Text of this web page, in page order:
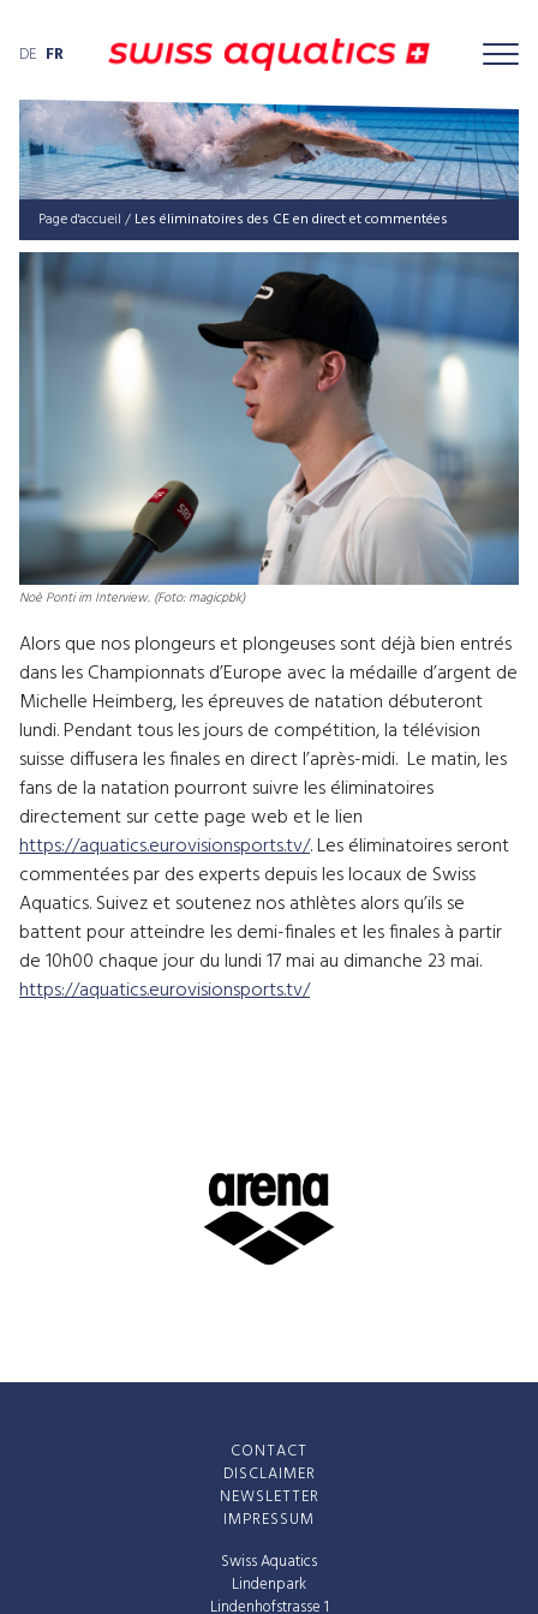
DE FR
Page d'accueil / Les éli­mi­na­toires des CE en direct et commentées
Noè Ponti im Interview. (Foto: magicpbk)
Alors que nos plongeurs et plongeuses sont déjà bien entrés
dans les Championnats d’Europe avec la médaille d’argent de
Michelle Heimberg, les épreuves de natation débuteront
lundi. Pendant tous les jours de compétition, la télévision
suisse diffusera les finales en direct l’après-midi. Le matin, les
fans de la natation pourront suivre les éliminatoires
directement sur cette page web et le lien
https://aquatics.eurovisionsports.tv/. Les éliminatoires seront
commentées par des experts depuis les locaux de Swiss
Aquatics. Suivez et soutenez nos athlètes alors qu’ils se
battent pour atteindre les demi-finales et les finales à partir
de 10h00 chaque jour du lundi 17 mai au dimanche 23 mai.
https://aquatics.eurovisionsports.tv/
Swiss Aquatics
Lindenpark
Lindenhofstrasse 1
CONTACT
DISCLAIMER
NEWSLETTER
IMPRESSUM